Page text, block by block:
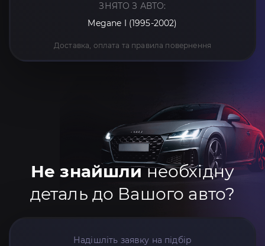
ЗНЯТО З АВТО:
Megane I (1995-2002)
Доставка, оплата та правила повернення
Не знайшлинеобхідну
деталь до Вашого авто?
Надішліть заявку на підбір